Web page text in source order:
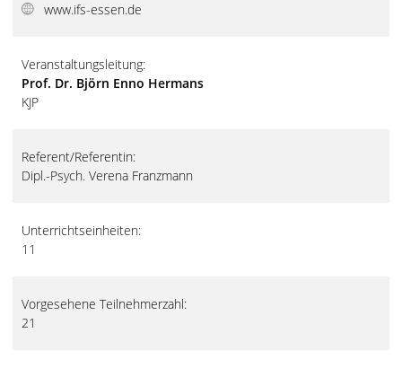
www.ifs-essen.de
Veranstaltungsleitung:
Prof. Dr. Björn Enno Hermans
KJP
Referent/Referentin:
Dipl.-Psych. Verena Franzmann
Unterrichtseinheiten:
11
Vorgesehene Teilnehmerzahl:
21